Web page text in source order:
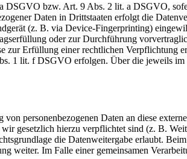
DSGVO bzw. Art. 9 Abs. 2 lit. a DSGVO,
Daten in Drittstaaten erfolgt die
(z. B. via Device-Fingerprinting)
oder zur Durchführung
zur Erfüllung einer rechtlichen Verpflichtung
1 lit. f DSGVO erfolgen. Über die jeweils
personenbezogenen Daten an diese
gesetzlich hierzu verpflichtet sind (z. B.
die Datenweitergabe erlaubt.
weiter. Im Falle einer gemeinsamen